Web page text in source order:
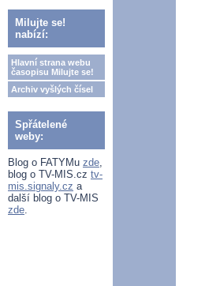
Milujte se!
nabízí:
Hlavní strana webu
časopisu Milujte se!
Archiv vyšlých čísel
Spřátelené
weby:
Blog o FATYMu zde,
blog o TV-MIS.cz tv-
mis.signaly.cz a
další blog o TV-MIS
zde.